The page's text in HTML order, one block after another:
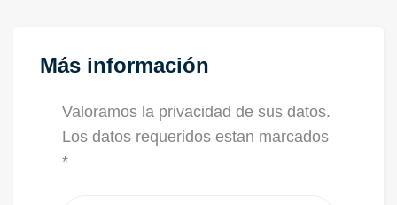
Más información
Valoramos la privacidad de sus datos.
Los datos requeridos estan marcados
*